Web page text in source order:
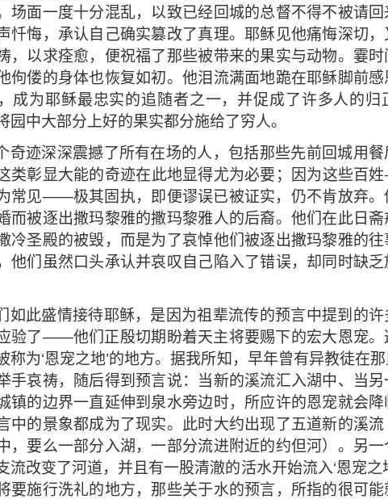
场面一度十分混乱，以致已经回城的总督不得不被请
忏悔，承认自己确实篡改了真理。耶稣见他痛悔深切
，以求痊愈，便祝福了那些被带来的果实与动物。霎
佝偻的身体也恢复如初。他泪流满面地跪在耶稣脚前
成为耶稣最忠实的追随者之一，并促成了许多人的归
园中大部分上好的果实都分施给了穷人。
奇迹深深震撼了所有在场的人，包括那些先前回城用餐
类彰显大能的奇迹在此地显得尤为必要；因为这些百
常见——极其固执，即便谬误已被证实，仍不肯放弃。
而被逐出撒玛黎雅的撒玛黎雅人的后裔。他们在此日
冷圣殿的被毁，而是为了哀悼他们被逐出撒玛黎雅的
他们虽然口头承认并哀叹自己陷入了错误，却同时缺
如此盛情接待耶稣，是因为祖辈流传的预言中提到的
验了——他们正殷切期盼着天主将要赐下的宏大恩宠。
称为‘恩宠之地’的地方。据我所知，早年曾有异教徒在
手哀祷，随后得到预言说：当新的溪流汇入湖中、当
镇的边界一直延伸到泉水旁边时，所应许的恩宠就会
中的景象都成为了现实。此时大约出现了五道新的溪
，要么一部分入湖，一部分流进附近的约但河）。另一
流改变了河道，并且有一股清澈的活水开始流入‘恩宠之
要施行洗礼的地方，那些关于水的预言，所指的很可